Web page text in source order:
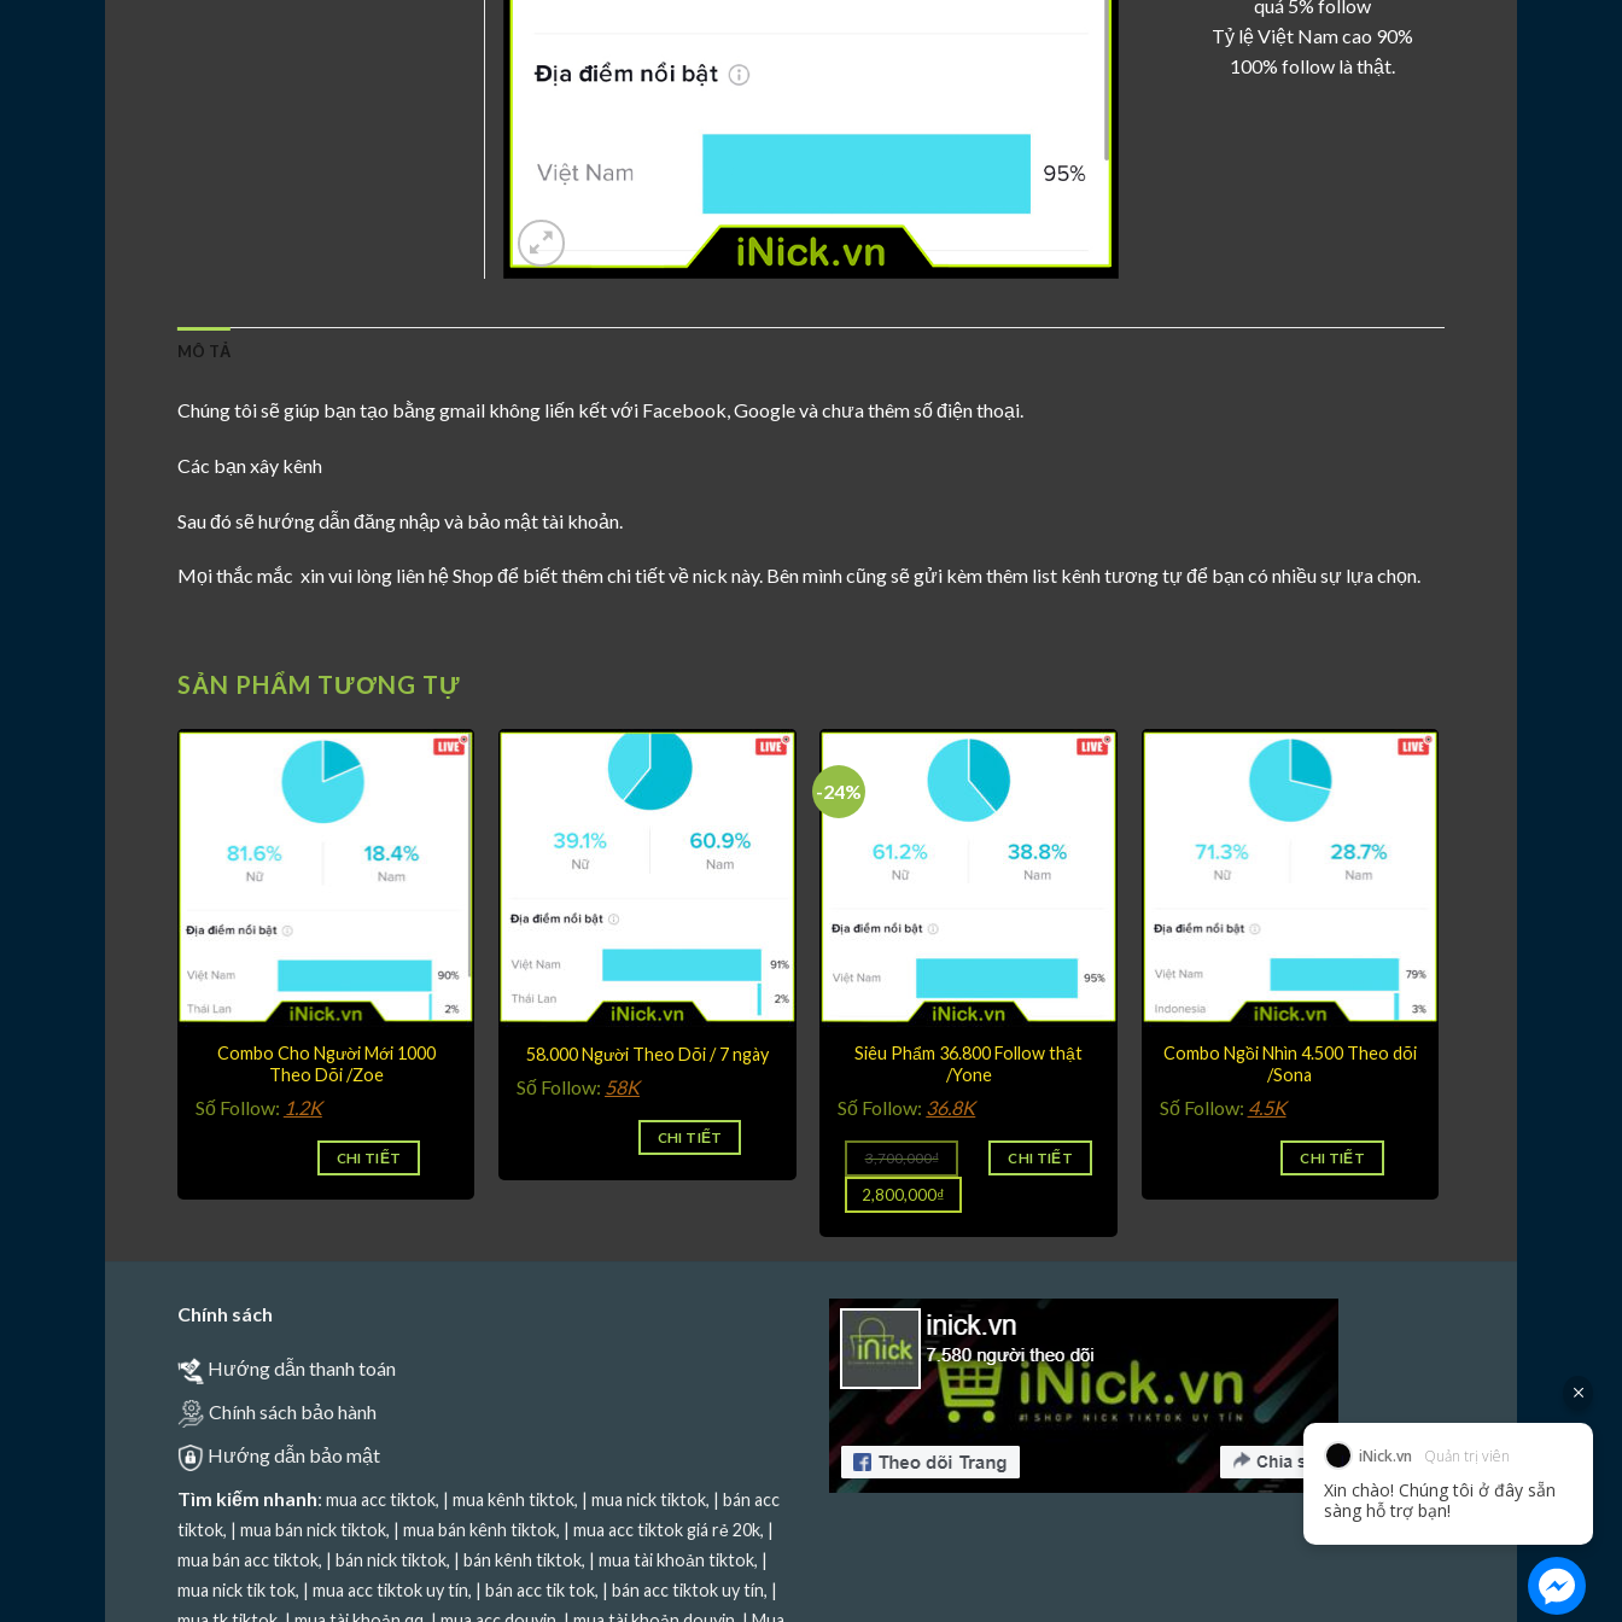
quá 5% follow
Tỷ lệ Việt Nam cao 90%
100% follow là thật.
MÔ TẢ
Chúng tôi sẽ giúp bạn tạo bằng gmail không liến kết với Facebook, Google và chưa thêm số điện thoại.
Các bạn xây kênh
Sau đó sẽ hướng dẫn đăng nhập và bảo mật tài khoản.
Mọi thắc mắc xin vui lòng liên hệ Shop để biết thêm chi tiết về nick này. Bên mình cũng sẽ gửi kèm thêm list kênh tương tự để bạn có nhiều sự lựa chọn.
SẢN PHẨM TƯƠNG TỰ
Combo Cho Người Mới 1000
Theo Dõi /Zoe
Số Follow: 1.2K
CHI TIẾT
58.000 Người Theo Dõi / 7 ngày
Số Follow: 58K
CHI TIẾT
-24%
Siêu Phẩm 36.800 Follow thật
/Yone
Số Follow: 36.8K
3,700,000₫
Giá
gốc
là:
3,700,000₫.
2,800,000₫
Giá
hiện
CHI TIẾT
Combo Ngồi Nhìn 4.500 Theo dõi
/Sona
Số Follow: 4.5K
CHI TIẾT
Chính sách
Hướng dẫn thanh toán
Chính sách bảo hành
Hướng dẫn bảo mật
Tìm kiếm nhanh: mua acc tiktok, | mua kênh tiktok, | mua nick tiktok, | bán acc
tiktok, | mua bán nick tiktok, | mua bán kênh tiktok, | mua acc tiktok giá rẻ 20k, |
mua bán acc tiktok, | bán nick tiktok, | bán kênh tiktok, | mua tài khoản tiktok, |
mua nick tik tok, | mua acc tiktok uy tín, | bán acc tik tok, | bán acc tiktok uy tín, |
iNick.vn Quản trị viên
Xin chào! Chúng tôi ở đây sẵn
sàng hỗ trợ bạn!